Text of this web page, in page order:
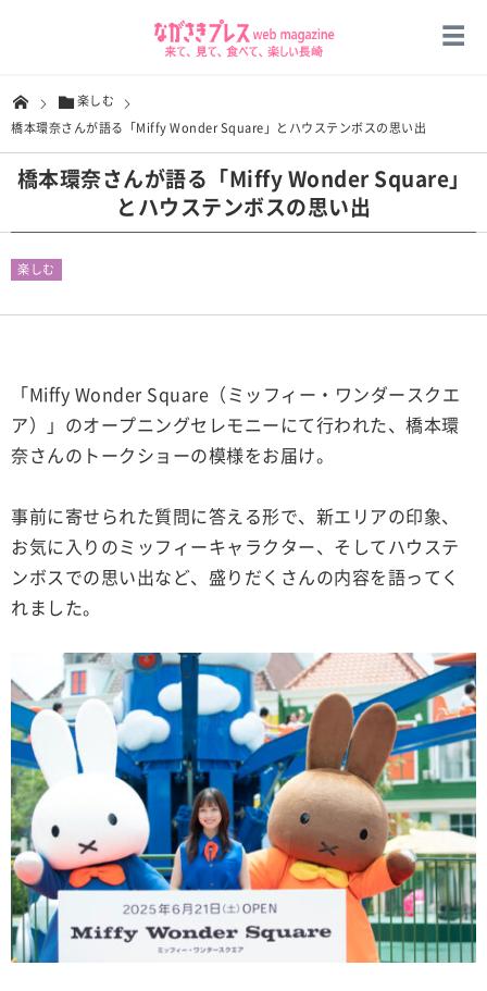
楽しむ
橋本環奈さんが語る「Miffy Wonder Square」とハウステンボスの思い出
橋本環奈さんが語る「Miffy Wonder Square」
とハウステンボスの思い出
楽しむ
「Miffy Wonder Square（ミッフィー・ワンダースクエ
ア）」のオープニングセレモニーにて行われた、橋本環
奈さんのトークショーの模様をお届け。
事前に寄せられた質問に答える形で、新エリアの印象、
お気に入りのミッフィーキャラクター、そしてハウステ
ンボスでの思い出など、盛りだくさんの内容を語ってく
れました。